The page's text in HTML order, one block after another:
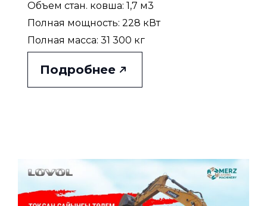
Объем стан. ковша: 1,7 м3
Полная мощность: 228 кВт
Полная масса: 31 300 кг
Подробнее